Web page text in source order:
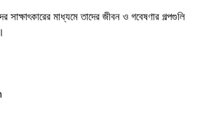
সাক্ষাৎকারের মাধ্যমে তাদের জীবন ও গবেষণার গল্পগুলি